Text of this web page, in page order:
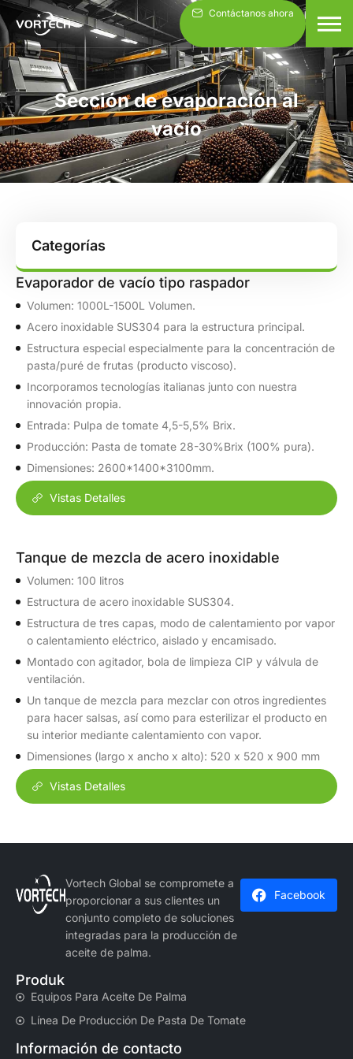
al
contenido
Contáctanos ahora
Sección de evaporación al
vacío
Categorías
Evaporador de vacío tipo raspador
Volumen: 1000L-1500L Volumen.
Acero inoxidable SUS304 para la estructura principal.
Estructura especial especialmente para la concentración de
pasta/puré de frutas (producto viscoso).
Incorporamos tecnologías italianas junto con nuestra
innovación propia.
Entrada: Pulpa de tomate 4,5-5,5% Brix.
Producción: Pasta de tomate 28-30%Brix (100% pura).
Dimensiones: 2600*1400*3100mm.
Vistas Detalles
Tanque de mezcla de acero inoxidable
Volumen: 100 litros
Estructura de acero inoxidable SUS304.
Estructura de tres capas, modo de calentamiento por vapor
o calentamiento eléctrico, aislado y encamisado.
Montado con agitador, bola de limpieza CIP y válvula de
ventilación.
Un tanque de mezcla para mezclar con otros ingredientes
para hacer salsas, así como para esterilizar el producto en
su interior mediante calentamiento con vapor.
Dimensiones (largo x ancho x alto): 520 x 520 x 900 mm
Vistas Detalles
Vortech Global se compromete a
proporcionar a sus clientes un
conjunto completo de soluciones
integradas para la producción de
aceite de palma.
Facebook
Produk
Equipos Para Aceite De Palma
Línea De Producción De Pasta De Tomate
Información de contacto